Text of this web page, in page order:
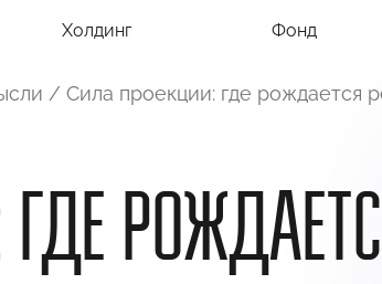
Холдинг Фонд
/ Сила проекции: где рождается